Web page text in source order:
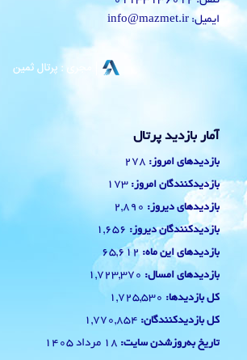
ایمیل: info@mazmet.ir
آمار بازدید پرتال
بازدیدهای امروز: 278
بازدیدکنندگان امروز: 173
بازدیدهای دیروز: 2,890
بازدیدکنندگان دیروز: 1,656
بازدیدهای این ماه: 65,612
بازدیدهای امسال: 1,723,370
کل بازدیدها: 1,725,530
کل بازدیدکنند‌گان: 1,770,854
تاریخ به‌روزشدن سایت: 18 مرداد 1405